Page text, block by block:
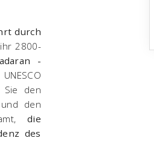
durch
2800-
-
Sie den
den
die
des